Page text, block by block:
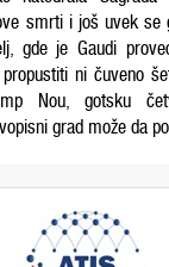
smrti i još uvek se
, gde je Gaudi
ni čuveno
Nou, gotsku
grad može da